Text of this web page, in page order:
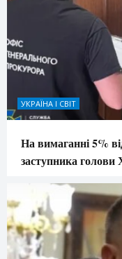
УКРАЇНА І СВІТ
На вимаганні 5%
заступника